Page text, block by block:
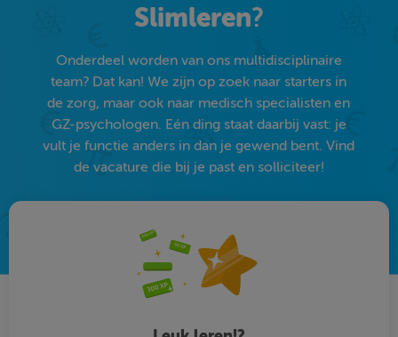
Slimleren?
Onderdeel worden van ons multidisciplinaire
team? Dat kan! We zijn op zoek naar starters in
de zorg, maar ook naar medisch specialisten en
GZ-psychologen. Eén ding staat daarbij vast: je
vult je functie anders in dan je gewend bent. Vind
de vacature die bij je past en solliciteer!